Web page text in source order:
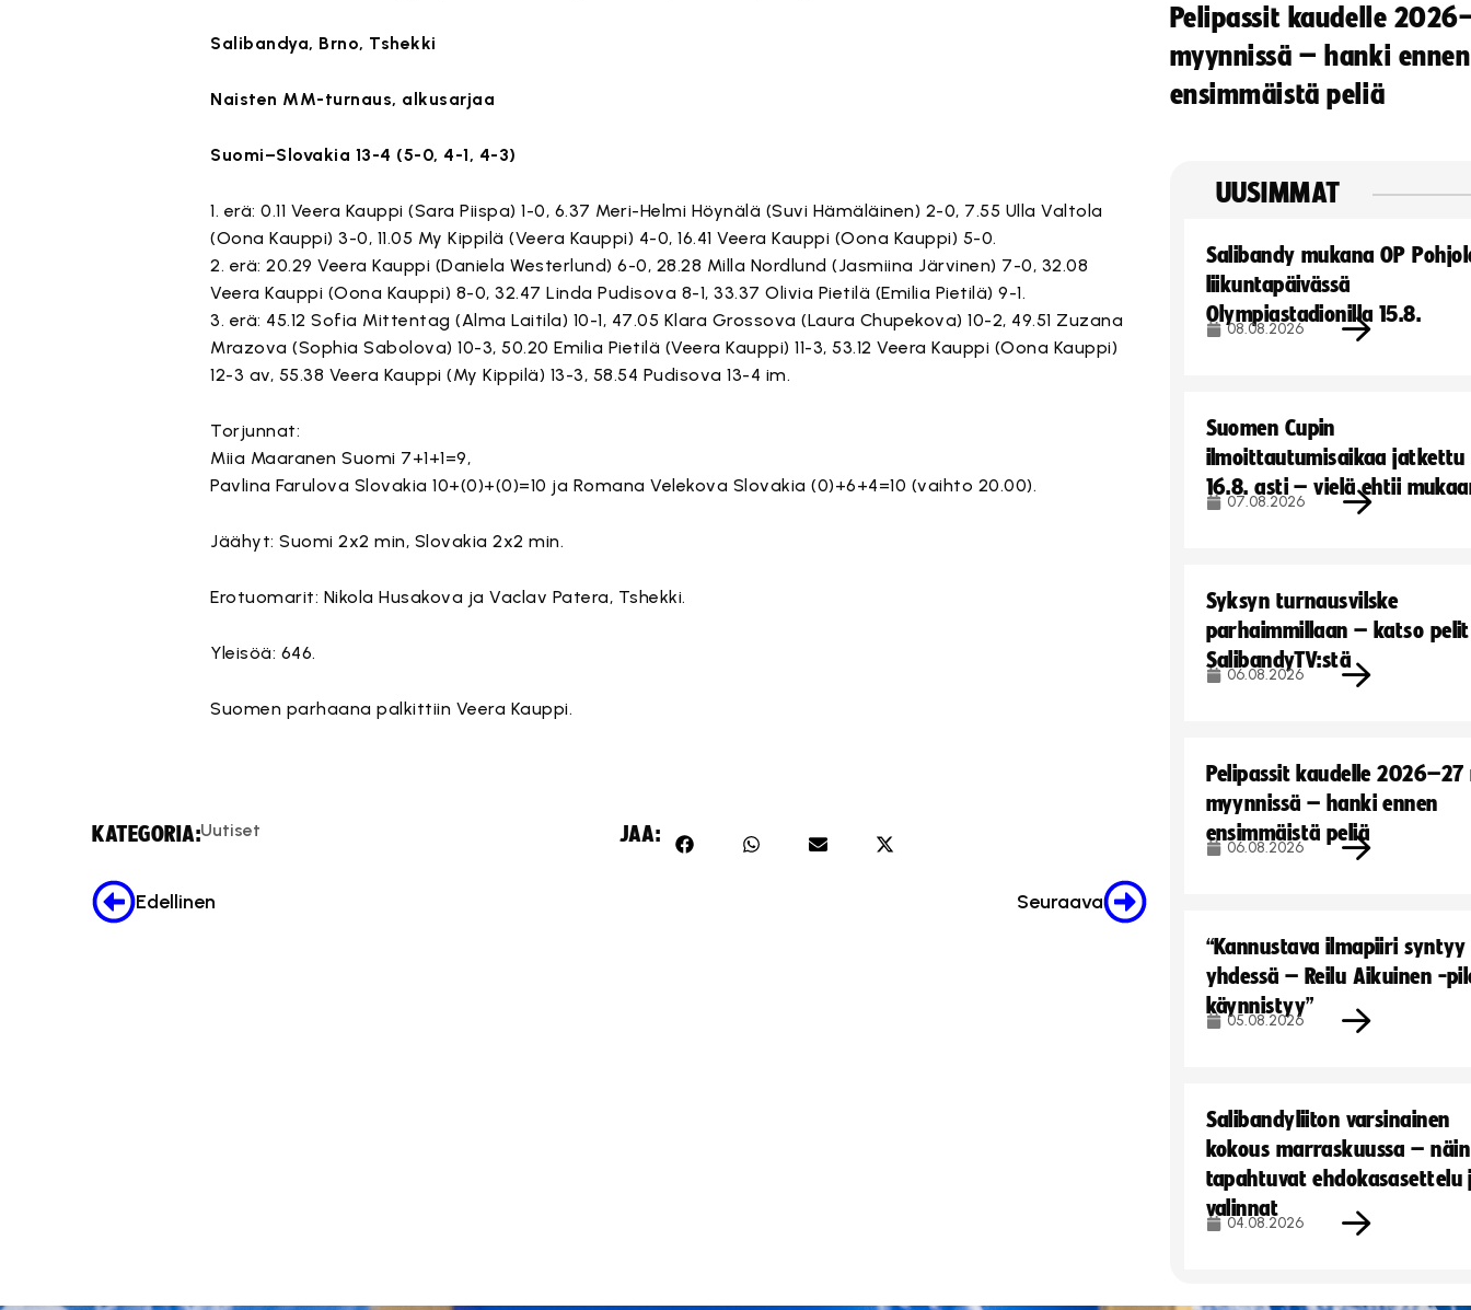
Salibandya, Brno, Tshekki
Naisten MM-turnaus, alkusarjaa
Suomi–Slovakia 13-4 (5-0, 4-1, 4-3)
1. erä: 0.11 Veera Kauppi (Sara Piispa) 1-0, 6.37 Meri-Helmi Höynälä (Suvi Hämäläinen) 2-0, 7.55 Ulla Valtola
(Oona Kauppi) 3-0, 11.05 My Kippilä (Veera Kauppi) 4-0, 16.41 Veera Kauppi (Oona Kauppi) 5-0.
2. erä: 20.29 Veera Kauppi (Daniela Westerlund) 6-0, 28.28 Milla Nordlund (Jasmiina Järvinen) 7-0, 32.08
Veera Kauppi (Oona Kauppi) 8-0, 32.47 Linda Pudisova 8-1, 33.37 Olivia Pietilä (Emilia Pietilä) 9-1.
3. erä: 45.12 Sofia Mittentag (Alma Laitila) 10-1, 47.05 Klara Grossova (Laura Chupekova) 10-2, 49.51 Zuzana
Mrazova (Sophia Sabolova) 10-3, 50.20 Emilia Pietilä (Veera Kauppi) 11-3, 53.12 Veera Kauppi (Oona Kauppi)
12-3 av, 55.38 Veera Kauppi (My Kippilä) 13-3, 58.54 Pudisova 13-4 im.
Torjunnat:
Miia Maaranen Suomi 7+1+1=9,
Pavlina Farulova Slovakia 10+(0)+(0)=10 ja Romana Velekova Slovakia (0)+6+4=10 (vaihto 20.00).
Jäähyt: Suomi 2x2 min, Slovakia 2x2 min.
Erotuomarit: Nikola Husakova ja Vaclav Patera, Tshekki.
Yleisöä: 646.
Suomen parhaana palkittiin Veera Kauppi.
KATEGORIA:Uutiset JAA:
Edellinen Seuraava
Pelipassit kaudelle
myynnissä – hanki ennen
ensimmäistä peliä
UUSIMMAT
Salibandy mukana OP
liikuntapäivässä
Olympiastadionilla 15.8.
08.08.2026
Suomen Cupin
ilmoittautumisaikaa jatkettu
16.8. asti – vielä ehtii
07.08.2026
Syksyn turnausvilske
parhaimmillaan – katso pelit
SalibandyTV:stä
06.08.2026
Pelipassit kaudelle
myynnissä – hanki ennen
ensimmäistä peliä
06.08.2026
“Kannustava ilmapiiri syntyy
yhdessä – Reilu Aikuinen -
käynnistyy”
05.08.2026
Salibandyliiton varsinainen
kokous marraskuussa – näin
tapahtuvat ehdokasasettelu
valinnat
04.08.2026